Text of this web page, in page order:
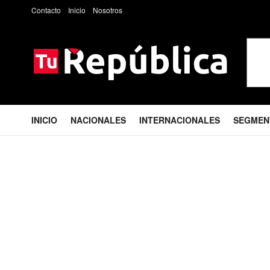
Contacto Inicio Nosotros
INICIO NACIONALES INTERNACIONALES